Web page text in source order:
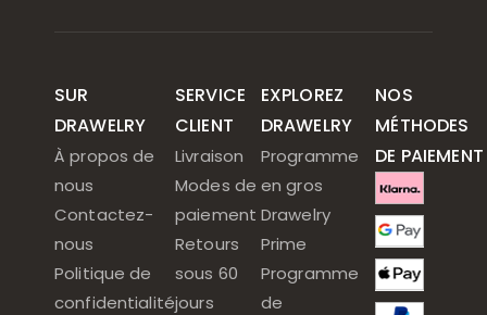
SUR
DRAWELRY
À propos de
nous
Contactez-
nous
Politique de
confidentialité
SERVICE
CLIENT
Livraison
Modes de
paiement
Retours
sous 60
jours
EXPLOREZ
DRAWELRY
Programme
en gros
Drawelry
Prime
Programme
de
NOS
MÉTHODES
DE PAIEMENT